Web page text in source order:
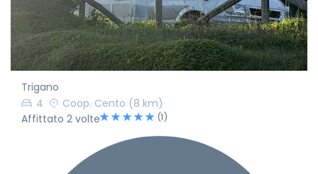
Trigano
4
Coop. Cento (8 km)
Affittato 2 volte
(1)